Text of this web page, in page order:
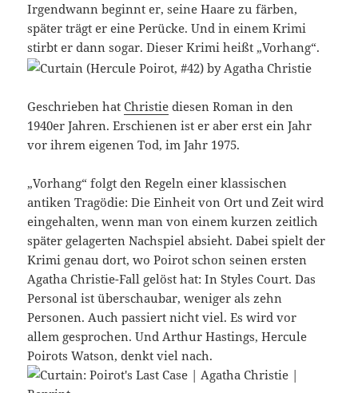
Irgendwann beginnt er, seine Haare zu färben,
später trägt er eine Perücke. Und in einem Krimi
stirbt er dann sogar. Dieser Krimi heißt „Vorhang“.
Geschrieben hatChristie diesen Roman in den
1940er Jahren. Erschienen ist er aber erst ein Jahr
vor ihrem eigenen Tod, im Jahr 1975.
„Vorhang“ folgt den Regeln einer klassischen
antiken Tragödie: Die Einheit von Ort und Zeit wird
eingehalten, wenn man von einem kurzen zeitlich
später gelagerten Nachspiel absieht. Dabei spielt der
Krimi genau dort, wo Poirot schon seinen ersten
Agatha Christie-Fall gelöst hat: In Styles Court. Das
Personal ist überschaubar, weniger als zehn
Personen. Auch passiert nicht viel. Es wird vor
allem gesprochen. Und Arthur Hastings, Hercule
Poirots Watson, denkt viel nach.